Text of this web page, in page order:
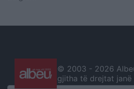
© 2003 - 2026
gjitha të drejtat janë